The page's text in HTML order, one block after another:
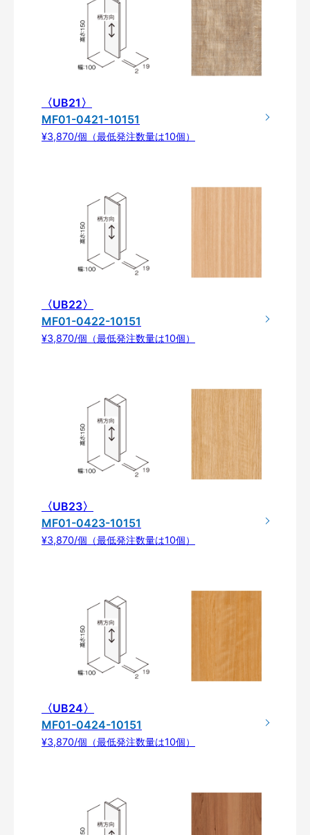
〈UB21〉
MF01-0421-10151
¥3,870/個（最低発注数量は10個）
〈UB22〉
MF01-0422-10151
¥3,870/個（最低発注数量は10個）
〈UB23〉
MF01-0423-10151
¥3,870/個（最低発注数量は10個）
〈UB24〉
MF01-0424-10151
¥3,870/個（最低発注数量は10個）